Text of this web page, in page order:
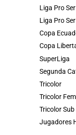
Liga Pro
Liga Pro
Copa
Copa
SuperLiga
Segunda
Tricolor
Tricolor
Tricolor Sub
Jugadores